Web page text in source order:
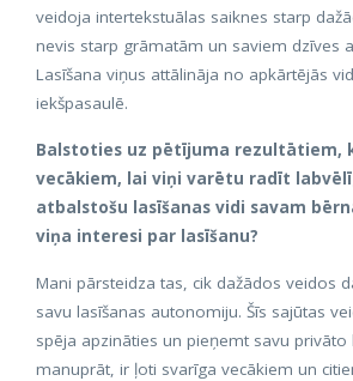
veidoja intertekstuālas saiknes starp
nevis starp grāmatām un saviem dzīves
Lasīšana viņus attālināja no apkārtējās
iekšpasaulē.
Balstoties uz pētījuma rezultātiem,
vecākiem, lai viņi varētu radīt
atbalstošu lasīšanas vidi savam
viņa interesi par lasīšanu?
Mani pārsteidza tas, cik dažādos veidos
savu lasīšanas autonomiju. Šīs sajūtas
spēja apzināties un pieņemt savu privāto
manuprāt, ir ļoti svarīga vecākiem un